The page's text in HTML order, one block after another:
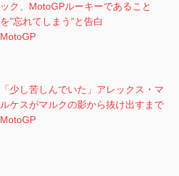
ック、MotoGPルーキーであること
を”忘れてしまう”と告白
MotoGP
「少し苦しんでいた」アレックス・マ
ルケスがマルクの影から抜け出すまで
MotoGP